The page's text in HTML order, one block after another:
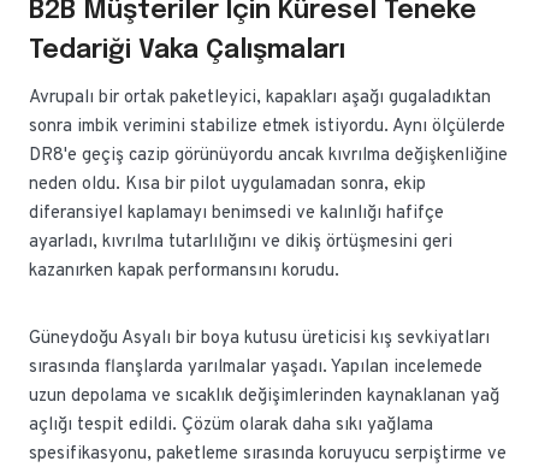
B2B Müşteriler Için Küresel Teneke
Tedariği Vaka Çalışmaları
Avrupalı bir ortak paketleyici, kapakları aşağı gugaladıktan
sonra imbik verimini stabilize etmek istiyordu. Aynı ölçülerde
DR8'e geçiş cazip görünüyordu ancak kıvrılma değişkenliğine
neden oldu. Kısa bir pilot uygulamadan sonra, ekip
diferansiyel kaplamayı benimsedi ve kalınlığı hafifçe
ayarladı, kıvrılma tutarlılığını ve dikiş örtüşmesini geri
kazanırken kapak performansını korudu.
Güneydoğu Asyalı bir boya kutusu üreticisi kış sevkiyatları
sırasında flanşlarda yarılmalar yaşadı. Yapılan incelemede
uzun depolama ve sıcaklık değişimlerinden kaynaklanan yağ
açlığı tespit edildi. Çözüm olarak daha sıkı yağlama
spesifikasyonu, paketleme sırasında koruyucu serpiştirme ve